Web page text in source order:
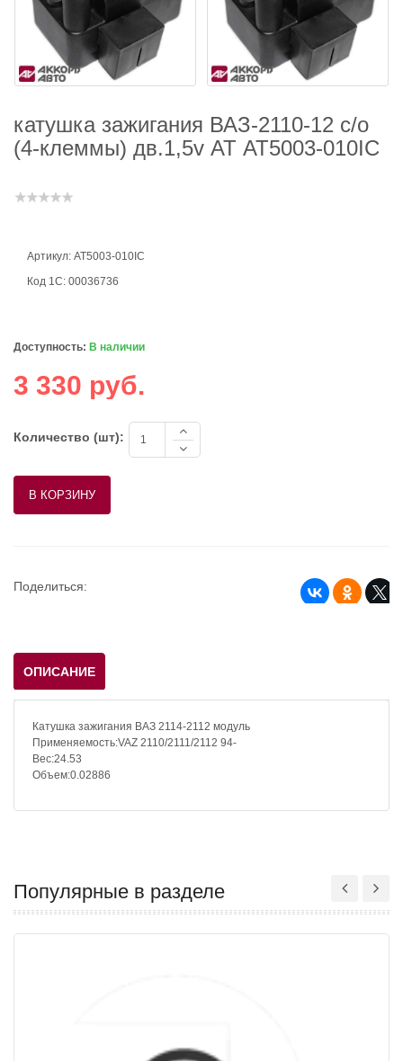
катушка зажигания ВАЗ-2110-12 с/о
(4-клеммы) дв.1,5v АТ АТ5003-010IC
Артикул: АТ5003-010IC
Код 1С: 00036736
Доступность: В наличии
3 330 руб.
Количество (шт):
Поделиться:
ОПИСАНИЕ
Катушка зажигания ВАЗ 2114-2112 модуль
Применяемость:VAZ 2110/2111/2112 94-
Вес:24.53
Объем:0.02886
Популярные в разделе